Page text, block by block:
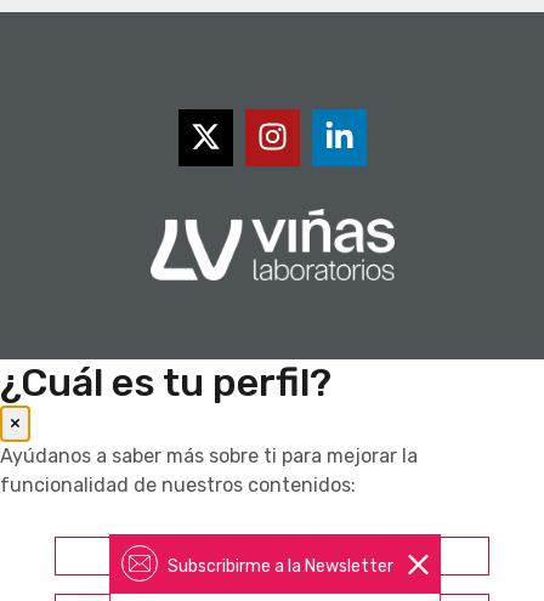
Subscribirme a la Newsletter
¿Cuál es tu perfil?
×
Ayúdanos a saber más sobre ti para mejorar la
funcionalidad de nuestros contenidos:
Farmacéutico